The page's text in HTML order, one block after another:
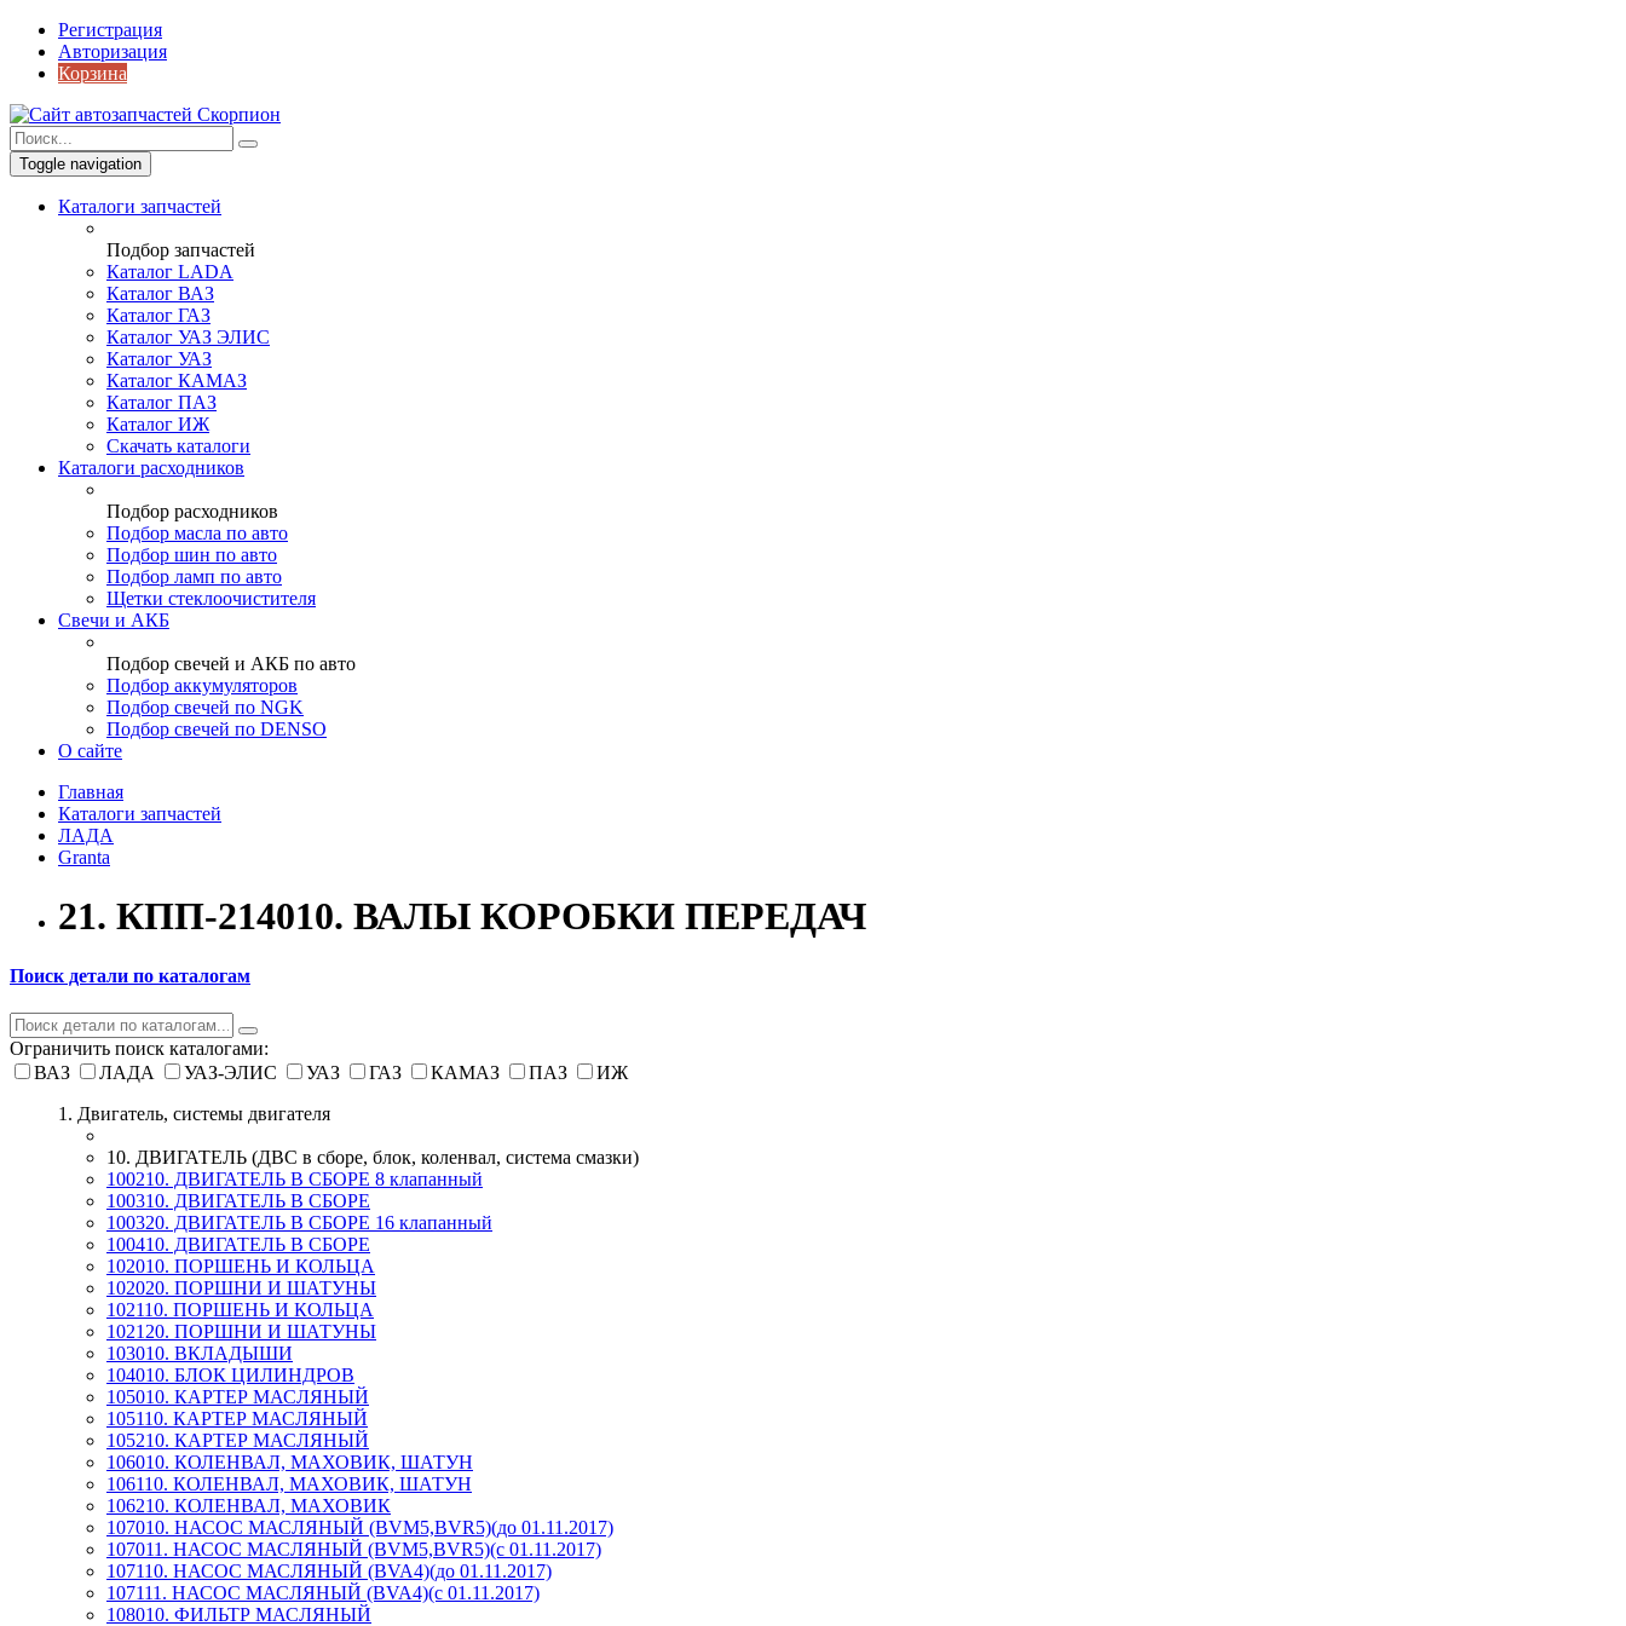
Регистрация
Авторизация
Корзина
Toggle navigation
Каталоги запчастей
Подбор запчастей
Каталог LADA
Каталог ВАЗ
Каталог ГАЗ
Каталог УАЗ ЭЛИС
Каталог УАЗ
Каталог КАМАЗ
Каталог ПАЗ
Каталог ИЖ
Скачать каталоги
Каталоги расходников
Подбор расходников
Подбор масла по авто
Подбор шин по авто
Подбор ламп по авто
Щетки стеклоочистителя
Свечи и АКБ
Подбор свечей и АКБ по авто
Подбор аккумуляторов
Подбор свечей по NGK
Подбор свечей по DENSO
О сайте
Главная
Каталоги запчастей
ЛАДА
Granta
21. КПП-214010. ВАЛЫ КОРОБКИ ПЕРЕДАЧ
Поиск детали по каталогам
Ограничить поиск каталогами:
ВАЗ
ЛАДА УАЗ-ЭЛИС УАЗ ГАЗ КАМАЗ ПАЗ
ИЖ
1. Двигатель, системы двигателя
10. ДВИГАТЕЛЬ (ДВС в сборе, блок, коленвал, система смазки)
100210. ДВИГАТЕЛЬ В СБОРЕ 8 клапанный
100310. ДВИГАТЕЛЬ В СБОРЕ
100320. ДВИГАТЕЛЬ В СБОРЕ 16 клапанный
100410. ДВИГАТЕЛЬ В СБОРЕ
102010. ПОРШЕНЬ И КОЛЬЦА
102020. ПОРШНИ И ШАТУНЫ
102110. ПОРШЕНЬ И КОЛЬЦА
102120. ПОРШНИ И ШАТУНЫ
103010. ВКЛАДЫШИ
104010. БЛОК ЦИЛИНДРОВ
105010. КАРТЕР МАСЛЯНЫЙ
105110. КАРТЕР МАСЛЯНЫЙ
105210. КАРТЕР МАСЛЯНЫЙ
106010. КОЛЕНВАЛ, МАХОВИК, ШАТУН
106110. КОЛЕНВАЛ, МАХОВИК, ШАТУН
106210. КОЛЕНВАЛ, МАХОВИК
107010. НАСОС МАСЛЯНЫЙ (BVM5,BVR5)(до 01.11.2017)
107011. НАСОС МАСЛЯНЫЙ (BVM5,BVR5)(с 01.11.2017)
107110. НАСОС МАСЛЯНЫЙ (BVA4)(до 01.11.2017)
107111. НАСОС МАСЛЯНЫЙ (BVA4)(с 01.11.2017)
108010. ФИЛЬТР МАСЛЯНЫЙ